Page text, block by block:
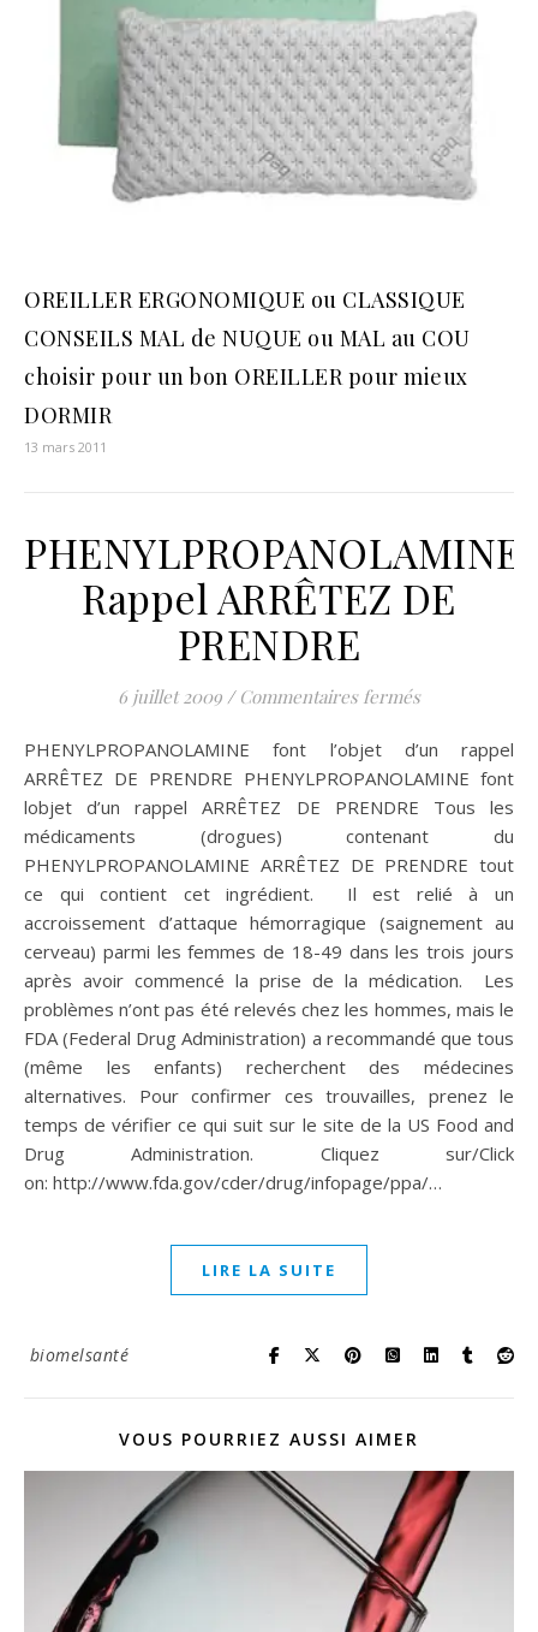
OREILLER ERGONOMIQUE ou CLASSIQUE
CONSEILS MAL de NUQUE ou MAL au COU
choisir pour un bon OREILLER pour mieux
DORMIR
13 mars 2011
PHENYLPROPANOLAMINE
Rappel ARRÊTEZ DE
PRENDRE
6 juillet 2009 / Commentaires ferméssur
PHENYLPROPANOLAMINE font l’objet d’un rappel
ARRÊTEZ DE PRENDRE PHENYLPROPANOLAMINE font
lobjet d’un rappel ARRÊTEZ DE PRENDRE Tous les
médicaments (drogues) contenant du
PHENYLPROPANOLAMINE ARRÊTEZ DE PRENDRE tout
ce qui contient cet ingrédient. Il est relié à un
accroissement d’attaque hémorragique (saignement au
cerveau) parmi les femmes de 18-49 dans les trois jours
après avoir commencé la prise de la médication. Les
problèmes n’ont pas été relevés chez les hommes, mais le
FDA (Federal Drug Administration) a recommandé que tous
(même les enfants) recherchent des médecines
alternatives. Pour confirmer ces trouvailles, prenez le
temps de vérifier ce qui suit sur le site de la US Food and
Drug Administration. Cliquez sur/Click
on: http://www.fda.gov/cder/drug/infopage/ppa/…
LIRE LA SUITE
biomelsanté
VOUS POURRIEZ AUSSI AIMER